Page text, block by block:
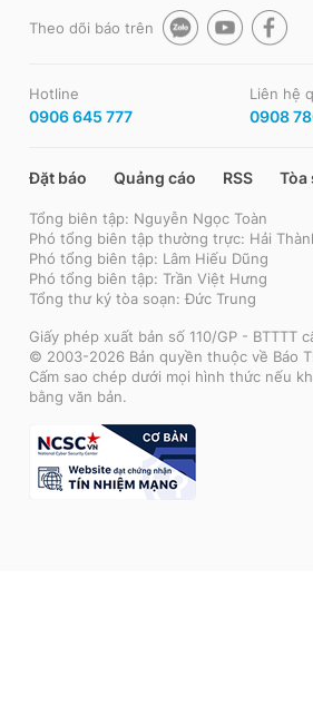
Theo dõi báo trên
Hotline
0906 645 777
Liên hệ
0908
Đặt báo Quảng cáo RSS Tòa
Tổng biên tập: Nguyễn Ngọc Toàn
Phó tổng biên tập thường trực: Hải
Phó tổng biên tập: Lâm Hiếu Dũng
Phó tổng biên tập: Trần Việt Hưng
Tổng thư ký tòa soạn: Đức Trung
Giấy phép xuất bản số 110/GP - BTTTT
© 2003-2026 Bản quyền thuộc về Báo
Cấm sao chép dưới mọi hình thức nếu
bằng văn bản.